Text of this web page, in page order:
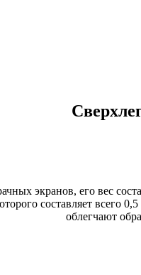
экранов, его вес
составляет всего
облегчают